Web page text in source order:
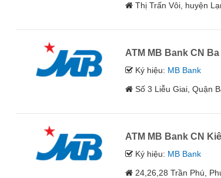
Thị Trấn Vôi, huyện
ATM MB Bank CN
Ký hiệu: MB Bank
Số 3 Liễu Giai, Quận
ATM MB Bank CN
Ký hiệu: MB Bank
24,26,28 Trần Phú,